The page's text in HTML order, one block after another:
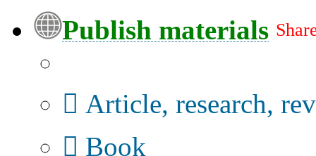
Publish materials
Article, research,
Book